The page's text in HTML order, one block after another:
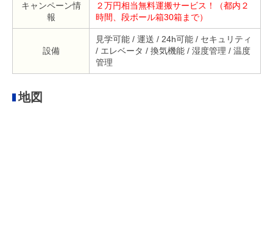
キャンペーン情
報
２万円相当無料運搬サービス！（都内２
時間、段ボール箱30箱まで）
設備
見学可能 / 運送 / 24h可能 / セキュリティ
/ エレベータ / 換気機能 / 湿度管理 / 温度
管理
地図